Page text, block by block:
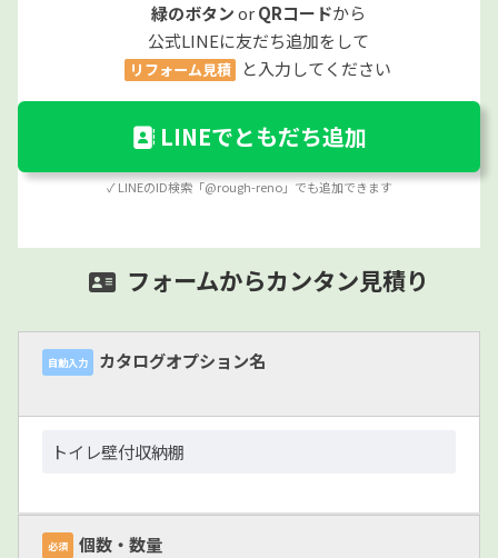
緑のボタンorQRコードから
公式LINEに友だち追加をして
リフォーム見積 と入力してください
LINEでともだち追加
✓ LINEのID検索「@rough-reno」でも追加できます
フォームからカンタン見積り
自動入力 カタログオプション名
必須 個数・数量